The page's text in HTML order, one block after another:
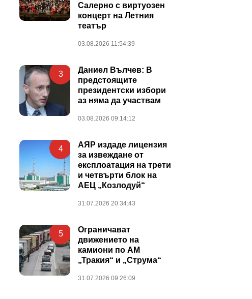
Салерно с виртуозен
концерт на Летния
театър
03.08.2026 11:54:39
3
Даниел Вълчев: В
предстоящите
президентски избори
аз няма да участвам
03.08.2026 09:14:12
4
АЯР издаде лицензия
за извеждане от
експлоатация на трети
и четвърти блок на
АЕЦ „Козлодуй“
31.07.2026 20:34:43
5
Ограничават
движението на
камиони по АМ
„Тракия“ и „Струма“
31.07.2026 09:26:09